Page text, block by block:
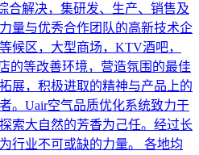
合解决，集研发、生产、销售及
量与优秀合作团队的高新技术企
候区，大型商场，KTV酒吧，
的等改善环境，营造氛围的最佳
展，积极进取的精神与产品上的
。Uair空气品质优化系统致力于
索大自然的芳香为己任。经过长
行业不可或缺的力量。 各地均